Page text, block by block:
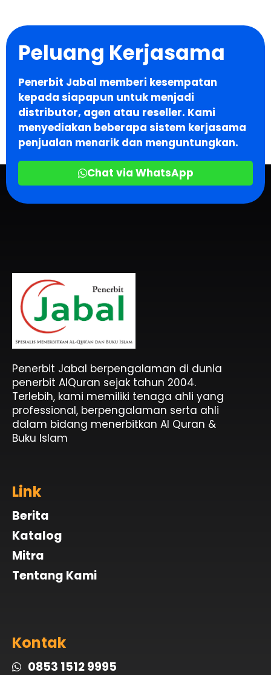
Peluang Kerjasama
Penerbit Jabal memberi kesempatan
kepada siapapun untuk menjadi
distributor, agen atau reseller. Kami
menyediakan beberapa sistem kerjasama
penjualan menarik dan menguntungkan.
Chat via WhatsApp
Penerbit Al Quran Jabal
Penerbit Al Quran & Buku Islam Berpengalaman Sejak 2004
Penerbit Jabal berpengalaman di dunia
penerbit AlQuran sejak tahun 2004.
Terlebih, kami memiliki tenaga ahli yang
professional, berpengalaman serta ahli
dalam bidang menerbitkan Al Quran &
Buku Islam
Link
Berita
Katalog
Mitra
Tentang Kami
Kontak
0853 1512 9995